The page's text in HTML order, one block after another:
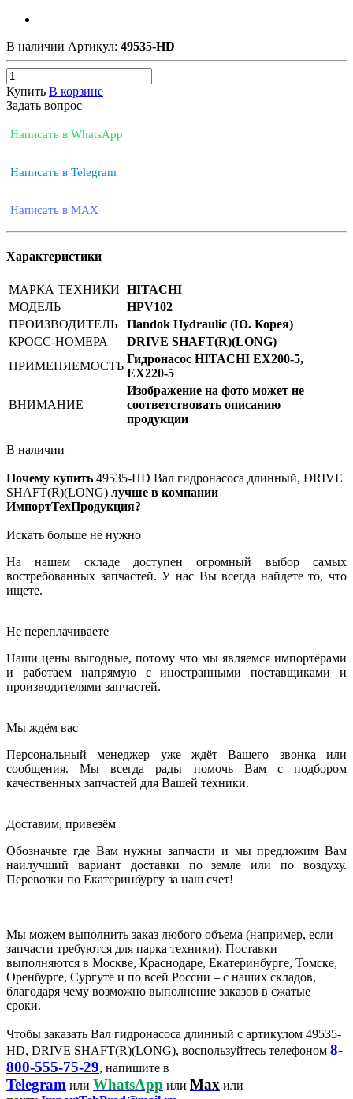
В наличии Артикул: 49535-HD
Купить В корзине
Задать вопрос
Написать в WhatsApp
Написать в Telegram
Написать в MAX
Характеристики
МАРКА ТЕХНИКИ HITACHI
МОДЕЛЬ
HPV102
ПРОИЗВОДИТЕЛЬ
Handok Hydraulic (Ю. Корея)
КРОСС-НОМЕРА
DRIVE SHAFT(R)(LONG)
ПРИМЕНЯЕМОСТЬ
Гидронасос HITACHI EX200-5,
EX220-5
ВНИМАНИЕ
Изображение на фото может не
соответствовать описанию
продукции
В наличии
Почему купить 49535-HD Вал гидронасоса длинный, DRIVE
SHAFT(R)(LONG) лучше в компании
ИмпортТехПродукция?
Искать больше не нужно
На нашем складе доступен огромный выбор самых
востребованных запчастей. У нас Вы всегда найдете то, что
ищете.
Не переплачиваете
Наши цены выгодные, потому что мы являемся импортёрами
и работаем напрямую с иностранными поставщиками и
производителями запчастей.
Мы ждём вас
Персональный менеджер уже ждёт Вашего звонка или
сообщения. Мы всегда рады помочь Вам с подбором
качественных запчастей для Вашей техники.
Доставим, привезём
Обозначьте где Вам нужны запчасти и мы предложим Вам
наилучший вариант доставки по земле или по воздуху.
Перевозки по Екатеринбургу за наш счет!
Мы можем выполнить заказ любого объема (например, если
запчасти требуются для парка техники). Поставки
выполняются в Москве, Краснодаре, Екатеринбурге, Томске,
Оренбурге, Сургуте и по всей России – с наших складов,
благодаря чему возможно выполнение заказов в сжатые
сроки.
Чтобы заказать Вал гидронасоса длинный с артикулом 49535-
HD, DRIVE SHAFT(R)(LONG), воспользуйтесь телефоном 8-
800-555-75-29, напишите в
Telegram или WhatsApp или Max или